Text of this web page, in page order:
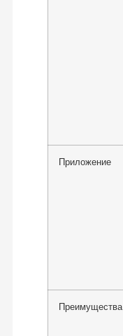
Приложение
Преимущества